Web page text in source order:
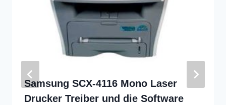
Samsung SCX-4116 Mono Laser
Drucker Treiber und die Software